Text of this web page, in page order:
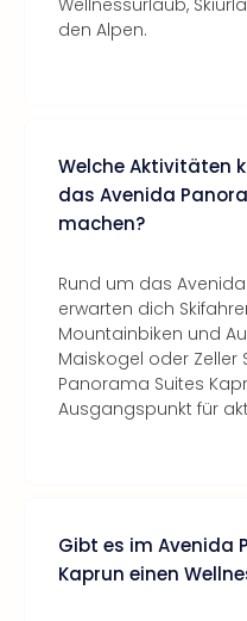
Wellnessurlaub,
den Alpen.
Welche Aktivitäten
das Avenida
machen?
Rund um das
erwarten dich
Mountainbiken und
Maiskogel oder Zeller
Panorama Suites
Ausgangspunkt für
Gibt es im Avenida
Kaprun einen